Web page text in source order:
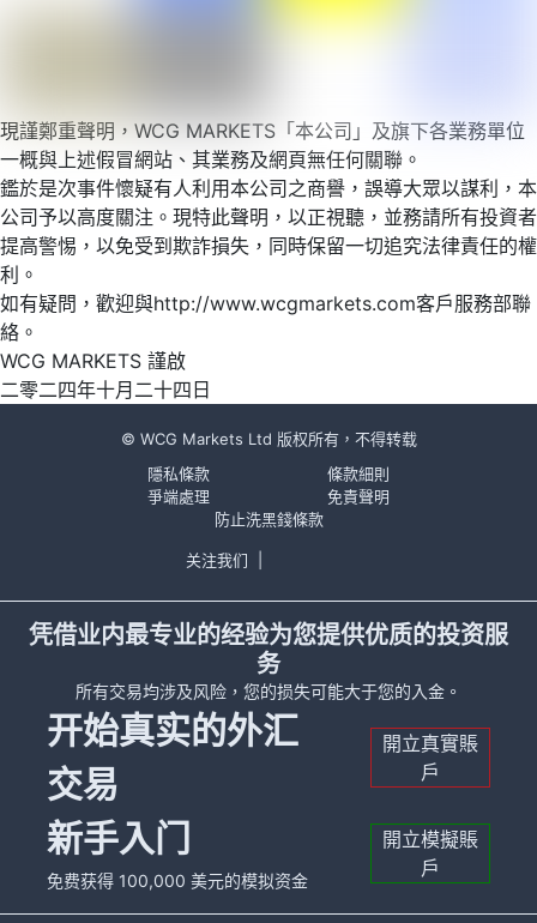
現謹鄭重聲明，WCG MARKETS「本公司」及旗下各業務單位
一概與上述假冒網站、其業務及網頁無任何關聯。
鑑於是次事件懷疑有人利用本公司之商譽，誤導大眾以謀利，本
公司予以高度關注。現特此聲明，以正視聽，並務請所有投資者
提高警惕，以免受到欺詐損失，同時保留一切追究法律責任的權
利。
如有疑問，歡迎與http://www.wcgmarkets.com客戶服務部聯
絡。
WCG MARKETS 謹啟
二零二四年十月二十四日
© WCG Markets Ltd 版权所有，不得转载
隱私條款
條款細則
爭端處理
免責聲明
防止洗黑錢條款
关注我们
凭借业内最专业的经验为您提供优质的投资服
务
所有交易均涉及风险，您的损失可能大于您的入金。
开始真实的外汇
交易
開立真實賬
戶
新手入门
免费获得 100,000 美元的模拟资金
開立模擬賬
戶